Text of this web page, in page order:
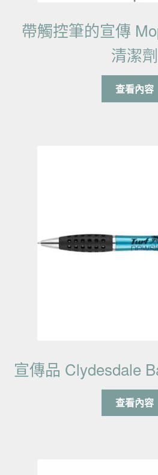
帶觸控筆的宣傳
清潔劑
查看內容
宣傳品 Clydesdale
查看內容